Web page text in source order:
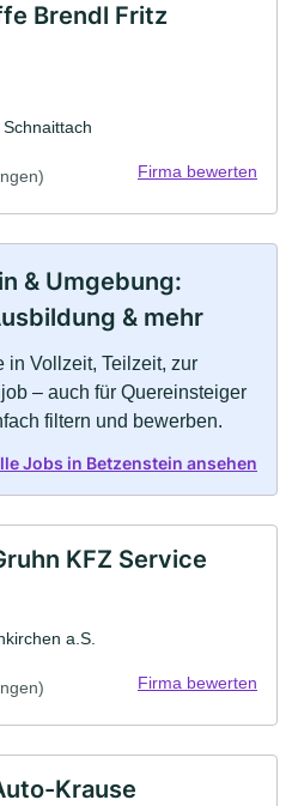
Brendl Fritz
Firma bewerten
& Umgebung:
& mehr
Vollzeit, Teilzeit, zur
– auch für Quereinsteiger
filtern und bewerben.
Jobs in Betzenstein ansehen
KFZ Service
a.S.
Firma bewerten
Krause